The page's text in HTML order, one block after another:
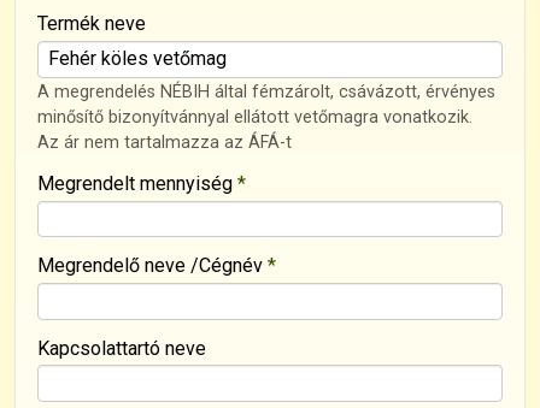
-
-
-
-
Termék neve
A megrendelés NÉBIH által fémzárolt, csávázott, érvényes
minősítő bizonyítvánnyal ellátott vetőmagra vonatkozik.
Az ár nem tartalmazza az ÁFÁ-t
Megrendelt mennyiség *
Megrendelő neve /Cégnév *
Kapcsolattartó neve